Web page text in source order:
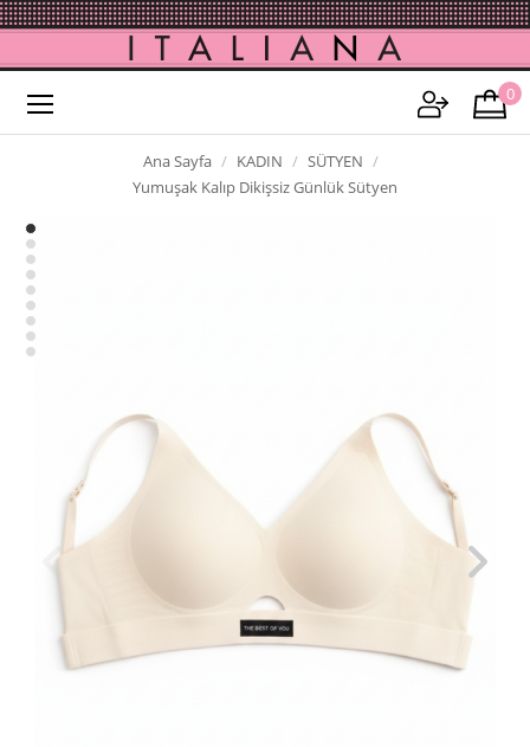
0
Ana Sayfa KADIN
SÜTYEN
Yumuşak Kalıp Dikişsiz Günlük Sütyen